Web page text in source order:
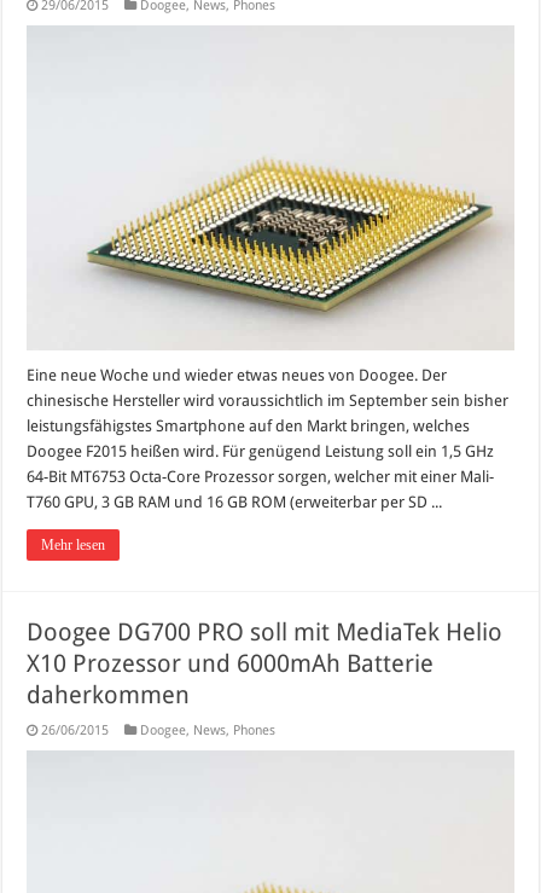
29/06/2015 Doogee, News, Phones
Eine neue Woche und wieder etwas neues von Doogee. Der
chinesische Hersteller wird voraussichtlich im September sein bisher
leistungsfähigstes Smartphone auf den Markt bringen, welches
Doogee F2015 heißen wird. Für genügend Leistung soll ein 1,5 GHz
64-Bit MT6753 Octa-Core Prozessor sorgen, welcher mit einer Mali-
T760 GPU, 3 GB RAM und 16 GB ROM (erweiterbar per SD ...
Mehr lesen
Doogee DG700 PRO soll mit MediaTek Helio
X10 Prozessor und 6000mAh Batterie
daherkommen
26/06/2015 Doogee, News, Phones